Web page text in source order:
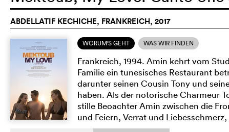
ABDELLATIF KECHICHE, FRANKREICH, 2017
WORUM'S GEHT WAS WIR FINDEN
Frankreich, 1994. Amin kehrt vom
Familie ein tunesisches Restaurant
darunter seinen Cousin Tony und
haben. Als der notorische Charmeur
stille Beoachter Amin zwischen die
und Feiern, Verrat und